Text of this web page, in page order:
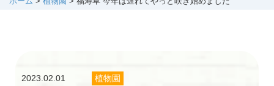
花之江日記
2023.02.01 植物園